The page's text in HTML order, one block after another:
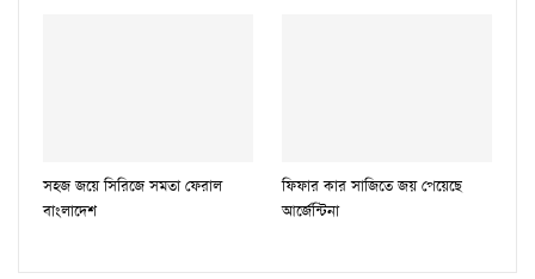
সহজ জয়ে সিরিজে সমতা ফেরাল
বাংলাদেশ
ফিফার কার সাজিতে জয় পেয়েছে
আর্জেন্টিনা